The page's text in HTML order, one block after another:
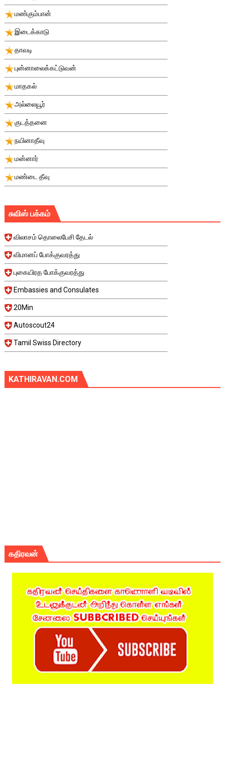
மண்கும்பான்
இடைக்காடு
தாவடி
புன்னாலைக்கட்டுவன்
மாதகல்
அல்லையூர்
குடத்தனை
நயினாதீவு
மன்னார்
மண்டை தீவு
சுவிஸ் பக்கம்
விலாசம் தொலைபேசி தேடல்
விமானப் போக்குவரத்து
புகையிரத போக்குவரத்து
Embassies and Consulates
20Min
Autoscout24
Tamil Swiss Directory
KATHIRAVAN.COM
கதிரவன்